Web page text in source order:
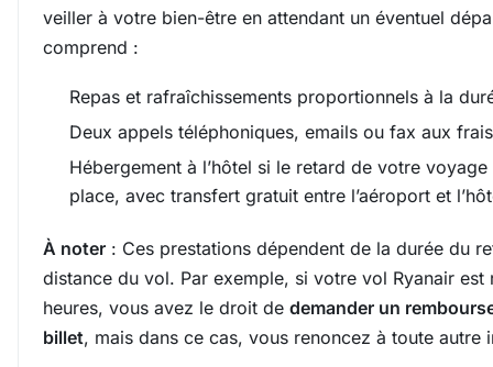
veiller à votre bien-être en attendant un éventuel
comprend :
Repas et rafraîchissements proportionnels à la
Deux appels téléphoniques, emails ou fax aux
Hébergement à l’hôtel si le retard de votre
place, avec transfert gratuit entre l’aéroport et
À noter : Ces prestations dépendent de la durée du
distance du vol. Par exemple, si votre vol Ryanair
heures, vous avez le droit de demander un
billet, mais dans ce cas, vous renoncez à toute autre